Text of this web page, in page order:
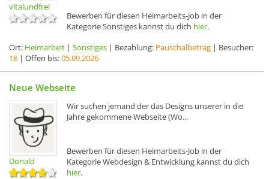
vitalundfrei
Bewerben für diesen Heimarbeits-Job in der
Kategorie Sonstiges kannst du dich hier.
Ort: Heimarbeit | Sonstiges | Bezahlung: Pauschalbetrag | Besucher:
18 | Offen bis:05.09.2026
Neue Webseite
Donald
Wir suchen jemand der das Designs unserer in die
Jahre gekommene Webseite (Wo...
Bewerben für diesen Heimarbeits-Job in der
Kategorie Webdesign & Entwicklung kannst du dich
hier.